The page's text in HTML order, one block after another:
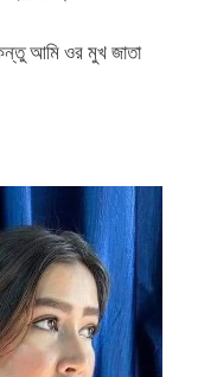
আমি ওর মুখ জাতা